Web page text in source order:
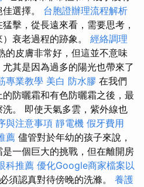
選擇。 台胞證辦理流程解析
擊，從長遠來看，需要思考，
衰老過程的跡象。 經絡調理
的皮膚非常好，但這並不意味
其是因為過多的陽光也帶來了
專業教學 美白 防水膠 在我們
防曬霜和有色防曬霜之後，最
。 即使天氣多雲，紫外線也
與注意事項 靜電機 假牙費用
薦 儘管對於年幼的孩子來說，
一個巨大的挑戰，但在離開房
科推薦 優化Google商家檔案以
須認真對待傍晚的洗滌。 養護